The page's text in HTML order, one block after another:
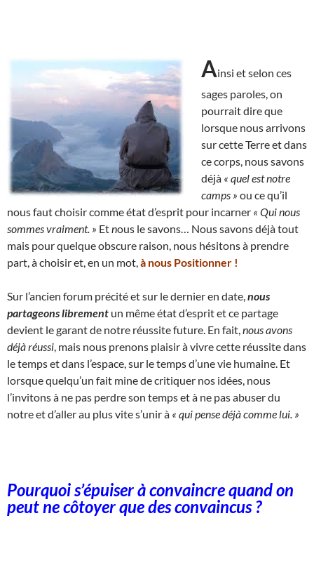
Ainsi et selon ces
sages paroles, on
pourrait dire que
lorsque nous arrivons
sur cette Terre et dans
ce corps, nous savons
déjà « quel est notre
camps » ou ce qu’il
nous faut choisir comme état d’esprit pour incarner « Qui nous
sommes vraiment. » Etnous le savons… Nous savons déjà tout
mais pour quelque obscure raison, nous hésitons à prendre
part, à choisir et, en un mot, à nous Positionner !
Sur l’ancien forum précité et sur le dernier en date, nous
partageons librement un même état d’esprit et ce partage
devient le garant de notre réussite future. En fait, nous avons
déjà réussi , mais nous prenons plaisir à vivre cette réussite dans
le temps et dans l’espace, sur le temps d’une vie humaine. Et
lorsque quelqu’un fait mine de critiquer nos idées, nous
l’invitons à ne pas perdre son temps et à ne pas abuser du
notre et d’aller au plus vite s’unir à « qui pense déjà comme lui. »
Pourquoi s’épuiser à convaincre quand on
peut ne côtoyer que des convaincus ?